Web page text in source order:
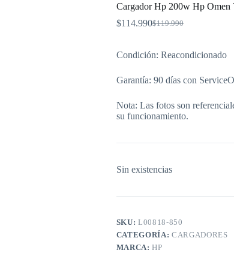
Cargador Hp 200w Hp Omen
$119.990
El
original
era:
$114.990El
actual
es:
Condición: Reacondicionado
Garantía: 90 días con
Nota: Las fotos son
su funcionamiento.
Sin existencias
SKU:L00818-850
CATEGORÍA: CARGADORES
MARCA:HP